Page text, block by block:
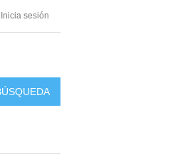
Inicia sesión